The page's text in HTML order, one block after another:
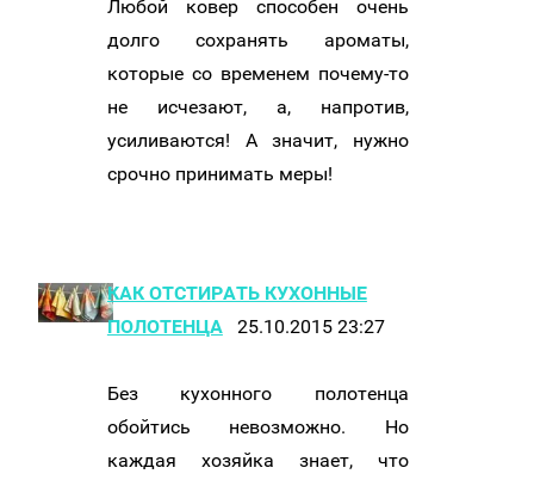
Любой ковер способен очень
долго сохранять ароматы,
которые со временем почему-то
не исчезают, а, напротив,
усиливаются! А значит, нужно
срочно принимать меры!
КАК ОТСТИРАТЬ КУХОННЫЕ
ПОЛОТЕНЦА25.10.2015 23:27
Без кухонного полотенца
обойтись невозможно. Но
каждая хозяйка знает, что